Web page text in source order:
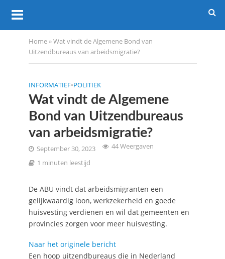
Home»Wat vindt de Algemene Bond van
Uitzendbureaus van arbeidsmigratie?
INFORMATIEF•POLITIEK
Wat vindt de Algemene
Bond van Uitzendbureaus
van arbeidsmigratie?
September 30, 2023
44 Weergaven
1 minuten leestijd
De ABU vindt dat arbeidsmigranten een
gelijkwaardig loon, werkzekerheid en goede
huisvesting verdienen en wil dat gemeenten en
provincies zorgen voor meer huisvesting.
Naar het originele bericht
Een hoop uitzendbureaus die in Nederland